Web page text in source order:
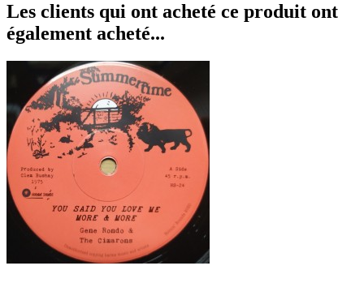
Les clients qui ont acheté ce produit ont
également acheté...